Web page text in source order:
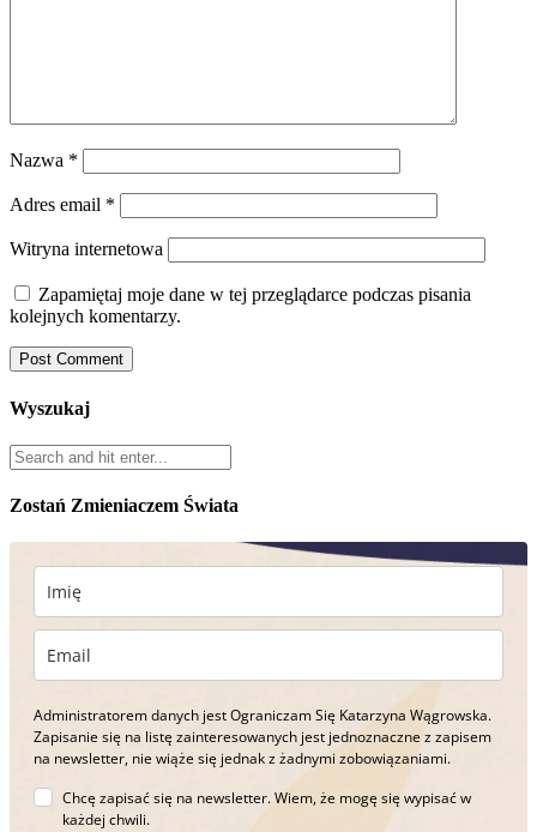
Nazwa *
Adres email *
Witryna internetowa
Zapamiętaj moje dane w tej przeglądarce podczas pisania
kolejnych komentarzy.
Wyszukaj
Zostań Zmieniaczem Świata
Administratorem danych jest Ograniczam Się Katarzyna Wągrowska.
Zapisanie się na listę zainteresowanych jest jednoznaczne z zapisem
na newsletter, nie wiąże się jednak z żadnymi zobowiązaniami.
Chcę zapisać się na newsletter. Wiem, że mogę się wypisać w
każdej chwili.